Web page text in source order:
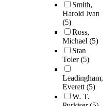
Smith,
Harold Ivan
(5)
Ross,
Michael (5)
Stan
Toler(5)
Leadingham,
Everett(5)
W. T.